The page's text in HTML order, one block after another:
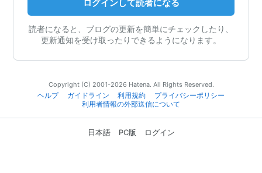
ログインして読者になる
読者になると、ブログの更新を簡単にチェックしたり、
更新通知を受け取ったりできるようになります。
Copyright (C) 2001-2026 Hatena. All Rights Reserved.
ヘルプ
ガイドライン 利用規約
プライバシーポリシー
利用者情報の外部送信について
日本語 PC版 ログイン